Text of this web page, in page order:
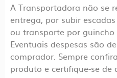
A Transportadora não se
entrega, por subir
ou transporte por
Eventuais despesas são
comprador. Sempre
produto e certifique-se de